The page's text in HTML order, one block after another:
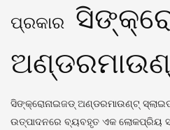
ପ୍ରକାର
ସିଙ୍କ୍ରୋନାଇଜଡ୍ ଅଣ୍ଡରମାଉଣ୍ଟ୍
ଉତ୍ପାଦନରେ ବ୍ୟବହୃତ ଏକ ଲୋକପ୍ରିୟ